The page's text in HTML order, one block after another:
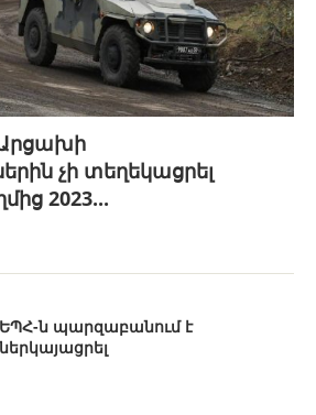
չի տեղեկացրել
2023...
ԵՊՀ-ն պարզաբանում է
ներկայացրել